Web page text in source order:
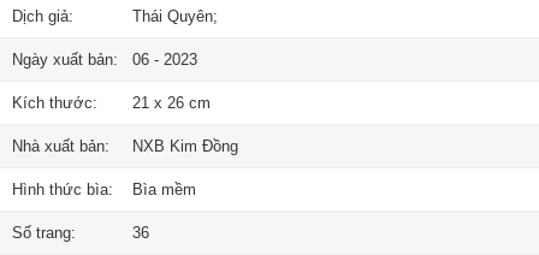
Dịch giả: Thái Quyên;
Ngày xuất bản: 06 - 2023
Kích thước: 21 x 26 cm
Nhà xuất bản: NXB Kim Đồng
Hình thức bìa: Bìa mềm
Số trang: 36